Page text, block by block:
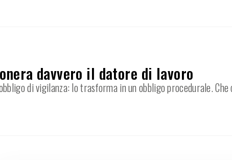
davvero il datore di lavoro
di vigilanza: lo trasforma in un obbligo procedurale. Che